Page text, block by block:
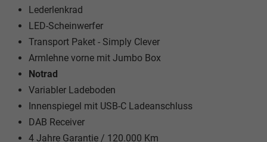
Lederlenkrad
LED-Scheinwerfer
Transport Paket - Simply Clever
Armlehne vorne mit Jumbo Box
Notrad
Variabler Ladeboden
Innenspiegel mit USB-C Ladeanschluss
DAB Receiver
4 Jahre Garantie / 120.000 Km